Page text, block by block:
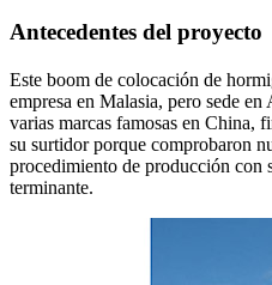
Antecedentes del proyecto
Este boom de colocación de
empresa en Malasia, pero sede
varias marcas famosas en
su surtidor porque comprobaron
procedimiento de producción con
terminante.